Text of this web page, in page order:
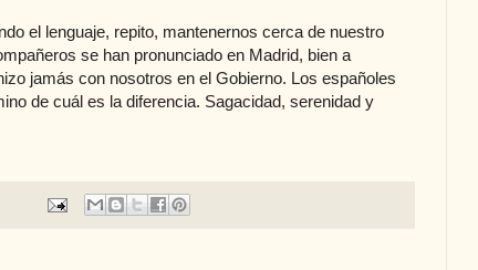
el lenguaje, repito, mantenernos cerca de nuestro
se han pronunciado en Madrid, bien a
jamás con nosotros en el Gobierno. Los españoles
de cuál es la diferencia. Sagacidad, serenidad y